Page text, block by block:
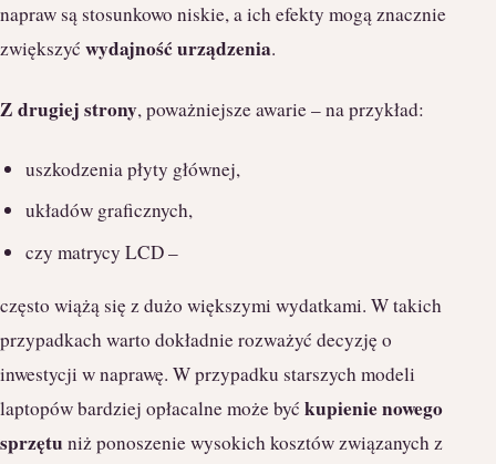
napraw są stosunkowo niskie, a ich efekty mogą znacznie
zwiększyć wydajność urządzenia.
Z drugiej strony, poważniejsze awarie – na przykład:
uszkodzenia płyty głównej,
układów graficznych,
czy matrycy LCD –
często wiążą się z dużo większymi wydatkami. W takich
przypadkach warto dokładnie rozważyć decyzję o
inwestycji w naprawę. W przypadku starszych modeli
laptopów bardziej opłacalne może być kupienie nowego
sprzętuniż ponoszenie wysokich kosztów związanych z